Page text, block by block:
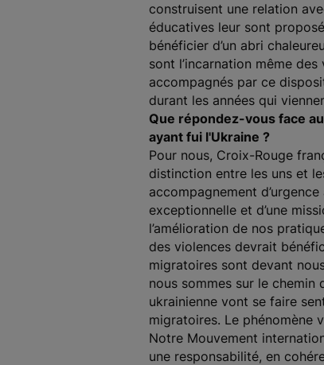
construisent une relation
éducatives leur sont
bénéficier d’un abri
sont l’incarnation même
accompagnés par ce
durant les années qui
Que répondez-vous face
ayant fui l'Ukraine ?
Pour nous, Croix-Rouge
distinction entre les uns et
accompagnement
exceptionnelle et d’une
l’amélioration de nos
des violences devrait
migratoires sont devant
nous sommes sur le chemin
ukrainienne vont se faire
migratoires. Le phénomène
Notre Mouvement
une responsabilité, en